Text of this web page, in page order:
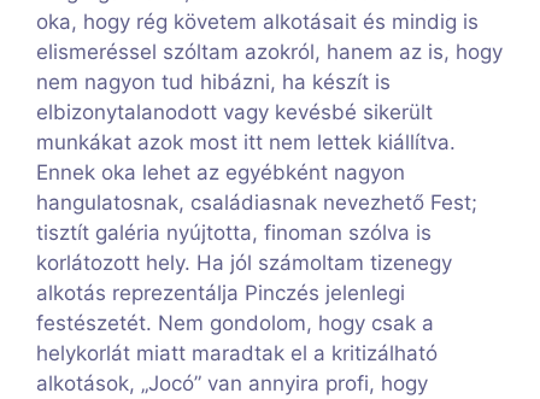
oka, hogy rég követem alkotásait és mindig is
elismeréssel szóltam azokról, hanem az is, hogy
nem nagyon tud hibázni, ha készít is
elbizonytalanodott vagy kevésbé sikerült
munkákat azok most itt nem lettek kiállítva.
Ennek oka lehet az egyébként nagyon
hangulatosnak, családiasnak nevezhető Fest;
tisztít galéria nyújtotta, finoman szólva is
korlátozott hely. Ha jól számoltam tizenegy
alkotás reprezentálja Pinczés jelenlegi
festészetét. Nem gondolom, hogy csak a
helykorlát miatt maradtak el a kritizálható
alkotások, „Jocó” van annyira profi, hogy